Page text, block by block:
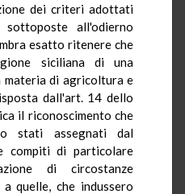
dei criteri adottati
all'odierno
esatto ritenere che
siciliana di una
materia di agricoltura e
dall'art. 14 dello
il riconoscimento che
stati assegnati dal
compiti di particolare
di circostanze
quelle, che indussero